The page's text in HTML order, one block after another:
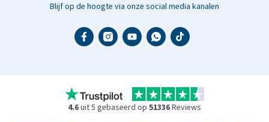
Blijf op de hoogte via onze social media kanalen
4.6uit 5 gebaseerd op 51336Reviews